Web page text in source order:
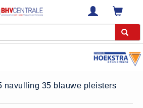
navulling 35 blauwe pleisters